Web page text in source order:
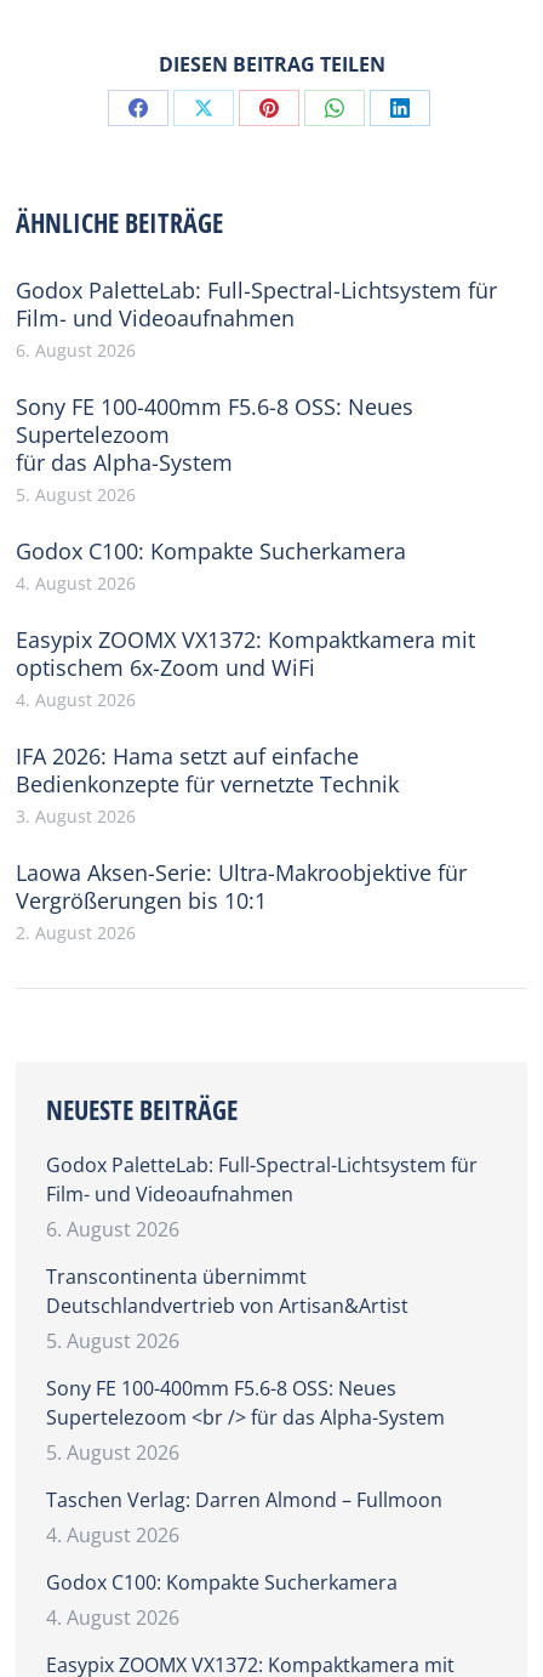
DIESEN BEITRAG TEILEN
Share Share Share Share Share
ÄHNLICHE BEITRÄGE
Godox PaletteLab: Full-Spectral-Lichtsystem für
Film- und Videoaufnahmen
6. August 2026
Sony FE 100-400mm F5.6-8 OSS: Neues
Supertelezoom
für das Alpha-System
5. August 2026
Godox C100: Kompakte Sucherkamera
4. August 2026
Easypix ZOOMX VX1372: Kompaktkamera mit
optischem 6x-Zoom und WiFi
4. August 2026
IFA 2026: Hama setzt auf einfache
Bedienkonzepte für vernetzte Technik
3. August 2026
Laowa Aksen-Serie: Ultra-Makroobjektive für
Vergrößerungen bis 10:1
2. August 2026
NEUESTE BEITRÄGE
Godox PaletteLab: Full-Spectral-Lichtsystem für
Film- und Videoaufnahmen
6. August 2026
Transcontinenta übernimmt
Deutschlandvertrieb von Artisan&Artist
5. August 2026
Sony FE 100-400mm F5.6-8 OSS: Neues
Supertelezoom <br /> für das Alpha-System
5. August 2026
Taschen Verlag: Darren Almond – Fullmoon
4. August 2026
Godox C100: Kompakte Sucherkamera
4. August 2026
Easypix ZOOMX VX1372: Kompaktkamera mit